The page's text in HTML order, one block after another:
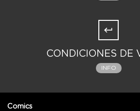
CONDICIONES DE
INFO
Comics